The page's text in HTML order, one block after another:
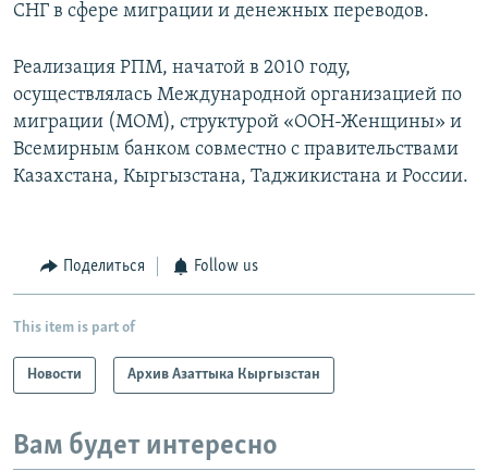
СНГ в сфере миграции и денежных переводов.
Реализация РПМ, начатой в 2010 году,
осуществлялась Международной организацией по
миграции (МОМ), структурой «ООН-Женщины» и
Всемирным банком совместно с правительствами
Казахстана, Кыргызстана, Таджикистана и России.
Поделиться Follow us
This item is part of
Новости Архив Азаттыка Кыргызстан
Вам будет интересно